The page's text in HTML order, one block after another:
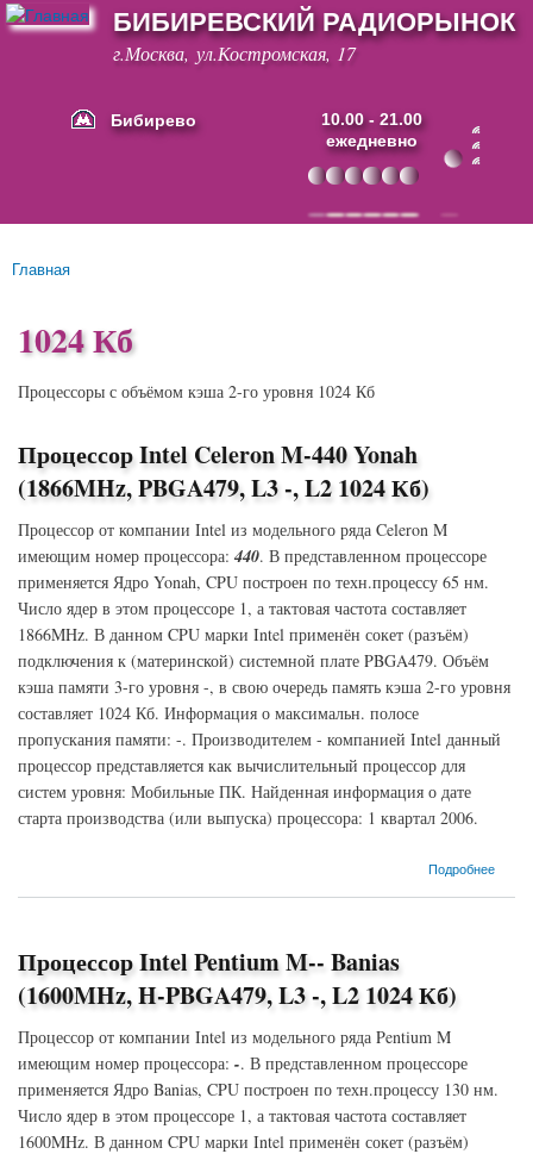
Перейти к
основному
содержанию
БИБИРЕВСКИЙ РАДИОРЫНОК
г.Москва, ул.Костромская, 17
Бибирево
10.00 - 21.00
ежедневно
Основные ссылки
Вы здесь
Главная
1024 Кб
Процессоры с объёмом кэша 2-го уровня 1024 Кб
Процессор Intel Celeron M-440 Yonah
(1866MHz, PBGA479, L3 -, L2 1024 Кб)
Процессор от компании Intel из модельного ряда Celeron M
имеющим номер процессора: 440. В представленном процессоре
применяется Ядро Yonah, CPU построен по техн.процессу 65 нм.
Число ядер в этом процессоре 1, а тактовая частота составляет
1866MHz. В данном CPU марки Intel применён сокет (разъём)
подключения к (материнской) системной плате PBGA479. Объём
кэша памяти 3-го уровня -, в свою очередь память кэша 2-го уровня
составляет 1024 Кб. Информация о максимальн. полосе
пропускания памяти: -. Производителем - компанией Intel данный
процессор представляется как вычислительный процессор для
систем уровня: Мобильные ПК. Найденная информация о дате
старта производства (или выпуска) процессора: 1 квартал 2006.
Подробнее
о Процессор Intel Celeron M-440 Yonah (1866MHz, PBGA479, L3 -, L2 1024 Кб)
Процессор Intel Pentium M-- Banias
(1600MHz, H-PBGA479, L3 -, L2 1024 Кб)
Процессор от компании Intel из модельного ряда Pentium M
имеющим номер процессора: -. В представленном процессоре
применяется Ядро Banias, CPU построен по техн.процессу 130 нм.
Число ядер в этом процессоре 1, а тактовая частота составляет
1600MHz. В данном CPU марки Intel применён сокет (разъём)